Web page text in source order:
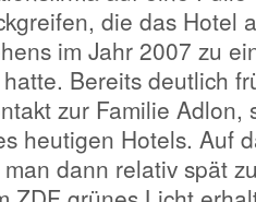
die das Hotel
im Jahr 2007 zu
Bereits deutlich
zur Familie Adlon,
heutigen Hotels. Auf
dann relativ spät